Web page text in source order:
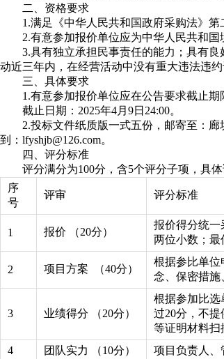
二、资格要求
1.满足《中华人民共和国政府采购法》第
2.有意参加报价单位应为中华人民共和国
3.具有独立承担民事责任的能力；具有
动近三年内，在经营活动中没有重大违法违约
三、具体要求
1.有意参加报价单位应在公告要求截止
截止日期：2025年4月9日24:00。
2.投标文件纸质版一式五份，邮寄至：
到：lfyshjb@126.com。
四、评分标准
评分满分为100分，含5个评分子项，具体
序
号
评审 评分标准
1 报价 （20分）
报价得分统一
两位小数；最
2 项目方案 （40分）
根据参比单位
念、保密措施
3 业绩得分 （20分）
根据参加比选
过20分，不
等证明材料扫
4
团队实力 （10分） 项目负责人、